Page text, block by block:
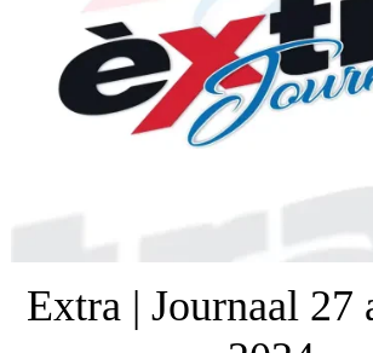
Extra | Journaal 27